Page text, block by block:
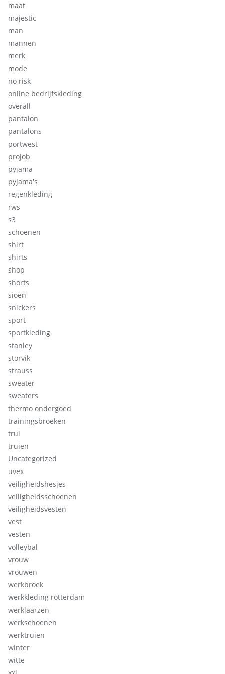
maat
majestic
man
mannen
merk
mode
no risk
online bedrijfskleding
overall
pantalon
pantalons
portwest
projob
pyjama
pyjama's
regenkleding
rws
s3
schoenen
shirt
shirts
shop
shorts
sioen
snickers
sport
sportkleding
stanley
storvik
strauss
sweater
sweaters
thermo ondergoed
trainingsbroeken
trui
truien
Uncategorized
uvex
veiligheidshesjes
veiligheidsschoenen
veiligheidsvesten
vest
vesten
volleybal
vrouw
vrouwen
werkbroek
werkkleding rotterdam
werklaarzen
werkschoenen
werktruien
winter
witte